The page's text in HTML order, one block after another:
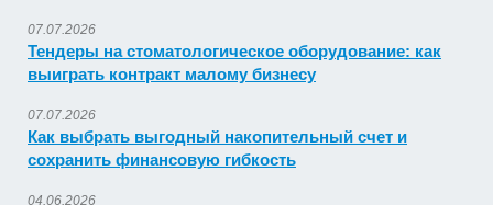
07.07.2026
Тендеры на стоматологическое оборудование: как
выиграть контракт малому бизнесу
07.07.2026
Как выбрать выгодный накопительный счет и
сохранить финансовую гибкость
04.06.2026